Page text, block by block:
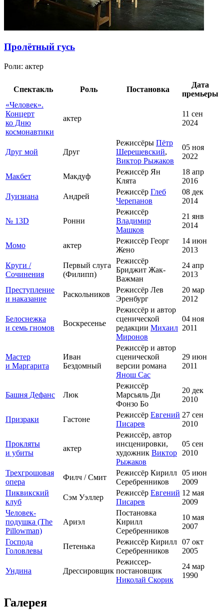
Пролётный гусь
Роли: актер
Спектакль Роль Постановка
Дата
премьеры
«Человек».
Концерт
ко Дню
космонавтики
актер
11 сен
2024
Друг мой Друг
Режиссёры Пётр
Шерешевский,
Виктор Рыжаков
05 ноя
2022
Макбет Макдуф
Режиссёр Ян
Клята
18 апр
2016
Луизиана
Андрей
Режиссёр Глеб
Черепанов
08 дек
2014
№ 13D Ронни
Режиссёр
Владимир
Машков
21 янв
2014
Момо актер
Режиссёр Георг
Жено
14 июн
2013
Круги /
Сочинения
Первый слуга
(Филипп)
Режиссёр
Бриджит Жак-
Важман
24 апр
2013
Преступление
и наказание
Раскольников
Режиссёр Лев
Эренбург
20 мар
2012
Белоснежка
и семь гномов
Воскресенье
Режиссёр и автор
сценической
редакции Михаил
Миронов
04 ноя
2011
Мастер
и Маргарита
Иван
Бездомный
Режиссёр и автор
сценической
версии романа
Янош Сас
29 июн
2011
Башня Дефанс Люк
Режиссёр
Марсьяль Ди
Фонзо Бо
20 дек
2010
Призраки Гастоне
Режиссёр Евгений
Писарев
27 сен
2010
Прокляты
и убиты
актер
Режиссёр, автор
инсценировки,
художник Виктор
Рыжаков
05 сен
2010
Трехгрошовая
опера
Филч / Смит
Режиссёр Кирилл
Серебренников
05 июн
2009
Пиквикский
клуб
Сэм Уэллер
Режиссёр Евгений
Писарев
12 мая
2009
Человек-
подушка (The
Pillowman)
Ариэл
Постановка
Кирилл
Серебренников
10 мая
2007
Господа
Головлевы
Петенька
Режиссёр Кирилл
Серебренников
07 окт
2005
Ундина Дрессировщик
Режиссер-
постановщик
Николай Скорик
24 мар
1990
Галерея